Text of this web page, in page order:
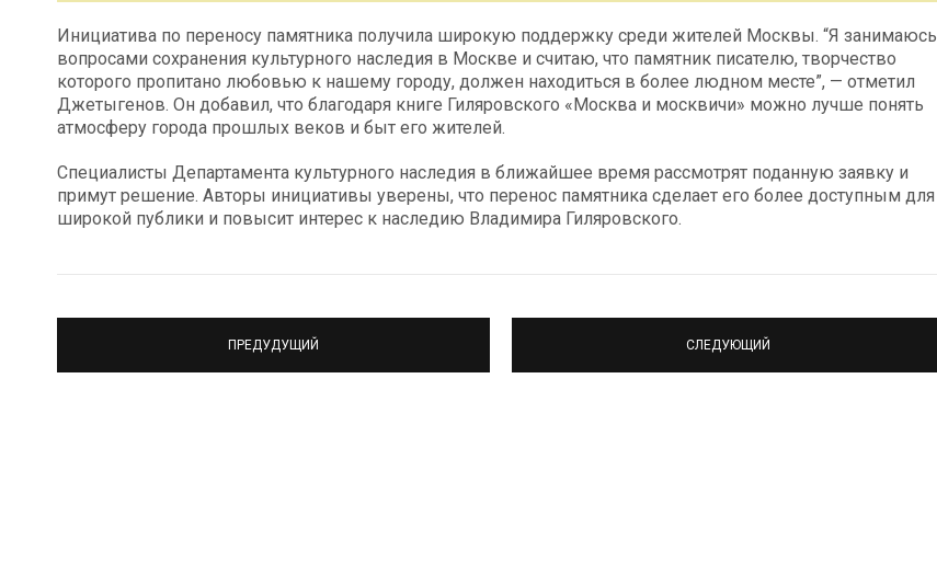
Инициатива по переносу памятника получила широкую поддержку среди жителей Москвы. “Я занимаюсь
вопросами сохранения культурного наследия в Москве и считаю, что памятник писателю, творчество
которого пропитано любовью к нашему городу, должен находиться в более людном месте”, — отметил
Джетыгенов. Он добавил, что благодаря книге Гиляровского «Москва и москвичи» можно лучше понять
атмосферу города прошлых веков и быт его жителей.
Специалисты Департамента культурного наследия в ближайшее время рассмотрят поданную заявку и
примут решение. Авторы инициативы уверены, что перенос памятника сделает его более доступным для
широкой публики и повысит интерес к наследию Владимира Гиляровского.
ПРЕДУДУЩИЙ СЛЕДУЮЩИЙ